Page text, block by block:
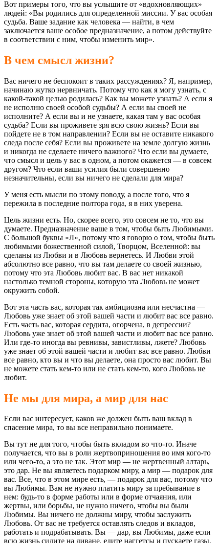
Вот примеры того, что вы услышите от «вдохновляющих»
людей: «Вы родились для определенной миссии. У вас особая
судьба. Ваше задание как человека — найти, в чем
заключается ваше особое предназначение, а потом действуйте
в соответствии с ним, чтобы изменить мир».
В чем смысл жизни?
Вас ничего не беспокоит в таких рассуждениях? Я, например,
начинаю жутко нервничать. Потому что как я могу узнать, с
какой-такой целью родилась? Как вы можете узнать? А если я
не исполню своей особой судьбы? А если вы своей не
исполните? А если вы и не узнаете, какая там у вас особая
судьба? Если вы проживете зря всю свою жизнь? Если вы
пойдете не в том направлении? Если вы не оставите никакого
следа после себя? Если вы проживете на земле долгую жизнь
и никогда не сделаете ничего важного? Что если вы думаете,
что смысл и цель у вас в одном, а потом окажется — в совсем
другом? Что если ваши усилия были совершенно
незначительны, если вы ничего не сделали для мира?
У меня есть мысли по этому поводу, а после того, что я
пережила в последние полтора года, я в них уверена.
Цель жизни есть. Но, скорее всего, это совсем не то, что вы
думаете. Предназначение ваше в том, чтобы быть Любимыми.
С большой буквы «Л», потому что я говорю о том, чтобы быть
любимыми божественной силой, Творцом, Вселенной: вы
сделаны из Любви и в Любовь вернетесь. И Любви этой
абсолютно все равно, что вы там делаете со своей жизнью,
потому что эта Любовь любит вас. В вас нет никакой
настолько темной стороны, которую эта Любовь не может
окружить собой.
Вот эта часть вас, которая так амбициозна или несчастна —
Любовь уже знает об этой вашей части и любит вас все равно.
Есть часть вас, которая сердита, огорчена, в депрессии?
Любовь уже знает об этой вашей части и любит вас все равно.
Или где-то иногда вы ревнивы, завистливы, лжете? Любовь
уже знает об этой вашей части и любит вас все равно. Любви
все равно, кто вы и что вы делаете, она просто вас любит. Вы
не можете стать кем-то или не стать кем-то, кого Любовь не
любит.
Не мы для мира, а мир для нас
Если вас интересует, каков же должен быть ваш вклад в
спасение мира, то вы все неправильно понимаете.
Вы тут не для того, чтобы быть вкладом во что-то. Иначе
получается, что вы в роли жертвоприношения во имя кого-то
или чего-то, а это не так. Этот мир — не жертвенный алтарь,
это дар. Не вы являетесь подарком миру, а мир — подарок для
вас. Все, что в этом мире есть, — подарок для вас, потому что
вы Любимы. Вам не нужно платить миру за пребывание в
нем: будь-то в форме работы или в форме отчаяния, или
жертвы, или борьбы, не нужно ничего, чтобы вы были
Любимы. Вы ничего не должны миру, чтобы заслужить
Любовь. От вас не требуется оставлять следов и вкладов,
работать и подрабатывать. Вы — дар, вы Любимы, даже если
всю жизнь сидите на диване, едите наггетсы и пускаете газы.